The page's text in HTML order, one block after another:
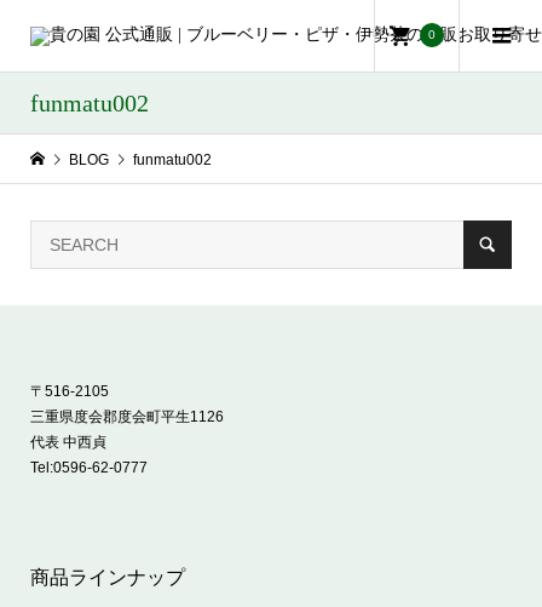
0
funmatu002
BLOG funmatu002
〒516-2105
三重県度会郡度会町平生1126
代表 中西貞
Tel:0596-62-0777
商品ラインナップ